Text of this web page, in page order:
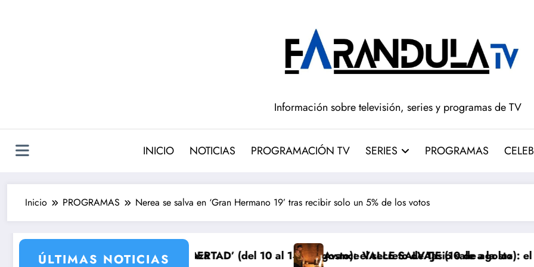
Información sobre televisión, series y programas de TV
INICIO NOTICIAS PROGRAMACIÓN TV SERIES PROGRAMAS
Inicio PROGRAMAS Nerea se salva en ‘Gran Hermano 19’ tras recibir solo un 5% de los votos
ÚLTIMAS NOTICIAS
prepara su venganza
‘SUEÑOS DE LIBERTAD’ (del 10 al 14de agosto): el secreto de Tasio sale a la luz
Avance VALLE SALVAJE (10 de agosto): el robo de los bebés
Avance